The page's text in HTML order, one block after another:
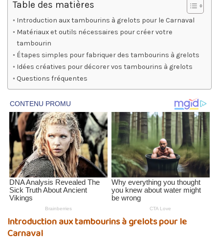
Table des matières
Introduction aux tambourins à grelots pour le Carnaval
Matériaux et outils nécessaires pour créer votre
tambourin
Étapes simples pour fabriquer des tambourins à grelots
Idées créatives pour décorer vos tambourins à grelots
Questions fréquentes
Introduction aux tambourins à grelots pour le
Carnaval